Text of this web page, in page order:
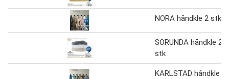
NORA håndkle 2 stk
SORUNDA håndkle 2
stk
KARLSTAD håndkle